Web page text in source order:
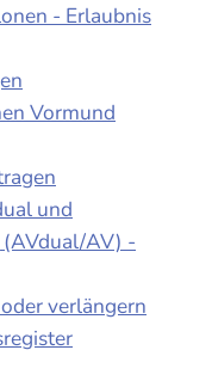
- Erlaubnis
Vormund
und
AV) -
verlängern